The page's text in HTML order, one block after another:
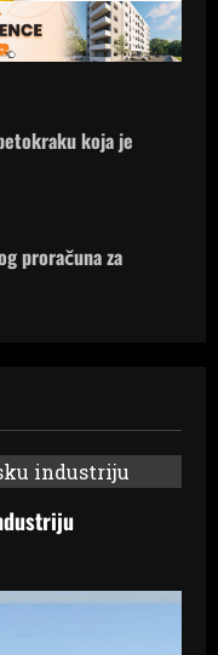
koja je
proračuna za